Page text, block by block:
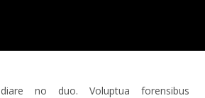
no duo. Voluptua forensibus